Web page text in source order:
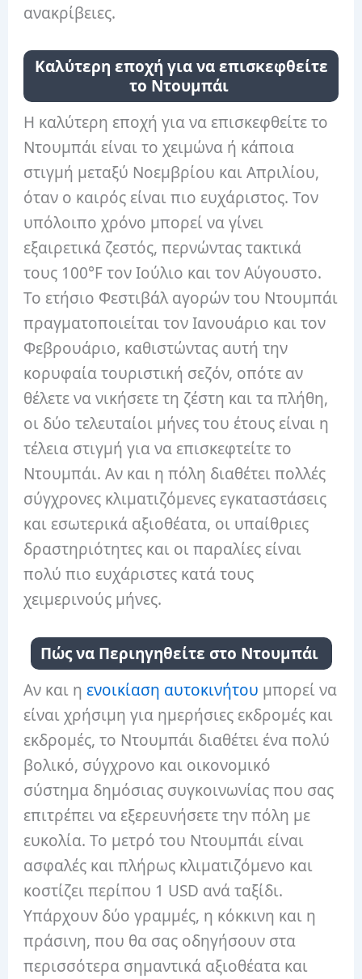
ανακρίβειες.
Καλύτερη εποχή για να επισκεφθείτε
το Ντουμπάι
Η καλύτερη εποχή για να επισκεφθείτε το
Ντουμπάι είναι το χειμώνα ή κάποια
στιγμή μεταξύ Νοεμβρίου και Απριλίου,
όταν ο καιρός είναι πιο ευχάριστος. Τον
υπόλοιπο χρόνο μπορεί να γίνει
εξαιρετικά ζεστός, περνώντας τακτικά
τους 100°F τον Ιούλιο και τον Αύγουστο.
Το ετήσιο Φεστιβάλ αγορών του Ντουμπάι
πραγματοποιείται τον Ιανουάριο και τον
Φεβρουάριο, καθιστώντας αυτή την
κορυφαία τουριστική σεζόν, οπότε αν
θέλετε να νικήσετε τη ζέστη και τα πλήθη,
οι δύο τελευταίοι μήνες του έτους είναι η
τέλεια στιγμή για να επισκεφτείτε το
Ντουμπάι. Αν και η πόλη διαθέτει πολλές
σύγχρονες κλιματιζόμενες εγκαταστάσεις
και εσωτερικά αξιοθέατα, οι υπαίθριες
δραστηριότητες και οι παραλίες είναι
πολύ πιο ευχάριστες κατά τους
χειμερινούς μήνες.
Πώς να Περιηγηθείτε στο Ντουμπάι
Αν και ηενοικίαση αυτοκινήτου μπορεί να
είναι χρήσιμη για ημερήσιες εκδρομές και
εκδρομές, το Ντουμπάι διαθέτει ένα πολύ
βολικό, σύγχρονο και οικονομικό
σύστημα δημόσιας συγκοινωνίας που σας
επιτρέπει να εξερευνήσετε την πόλη με
ευκολία. Το μετρό του Ντουμπάι είναι
ασφαλές και πλήρως κλιματιζόμενο και
κοστίζει περίπου 1 USD ανά ταξίδι.
Υπάρχουν δύο γραμμές, η κόκκινη και η
πράσινη, που θα σας οδηγήσουν στα
περισσότερα σημαντικά αξιοθέατα και